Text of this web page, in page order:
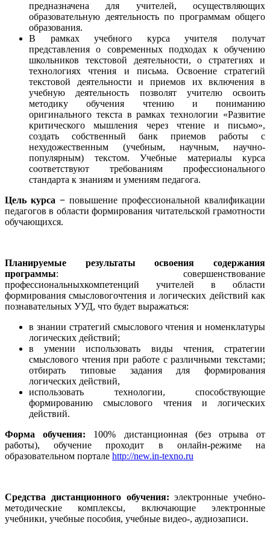
предназначена для учителей, осуществляющих
образовательную деятельность по программам общего
образования.
В рамках учебного курса учителя получат
представления о современных подходах к обучению
школьников текстовой деятельности, о стратегиях и
технологиях чтения и письма. Освоение стратегий
текстовой деятельности и приемов их включения в
учебную деятельность позволят учителю освоить
методику обучения чтению и пониманию
оригинального текста в рамках технологии «Развитие
критического мышления через чтение и письмо»,
создать собственный банк приемов работы с
нехудожественным (учебным, научным, научно-
популярным) текстом. Учебные материалы курса
соответствуют требованиям профессионального
стандарта к знаниям и умениям педагога.
Цель курса − повышение профессиональной квалификации
педагогов в области формирования читательской грамотности
обучающихся.
Планируемые результаты освоения содержания
программы: совершенствование
профессиональныхкомпетенций учителей в области
формирования смысловогочтения и логических действий как
познавательных УУД, что будет выражаться:
в знании стратегий смыслового чтения и номенклатуры
логических действий;
в умении использовать виды чтения, стратегии
смыслового чтения при работе с различными текстами;
отбирать типовые задания для формирования
логических действий,
использовать технологии, способствующие
формированию смыслового чтения и логических
действий.
Форма обучения: 100% дистанционная (без отрыва от
работы), обучение проходит в онлайн-режиме на
образовательном портале http://new.in-texno.ru
Средства дистанционного обучения: электронные учебно-
методические комплексы, включающие электронные
учебники, учебные пособия, учебные видео-, аудиозаписи.